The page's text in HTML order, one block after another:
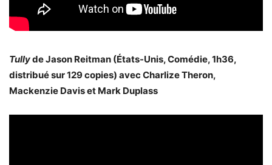
Tullyde Jason Reitman (États-Unis, Comédie, 1h36,
distribué sur 129 copies) avec Charlize Theron,
Mackenzie Davis et Mark Duplass